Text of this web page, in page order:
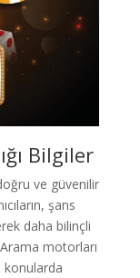
Bilgiler
ve güvenilir
şans
daha bilinçli
motorları
konularda